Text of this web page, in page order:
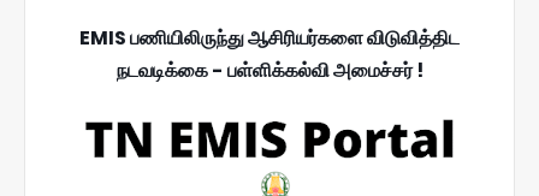
EMIS பணியிலிருந்து ஆசிரியர்களை விடுவித்திட
நடவடிக்கை - பள்ளிக்கல்வி அமைச்சர் !